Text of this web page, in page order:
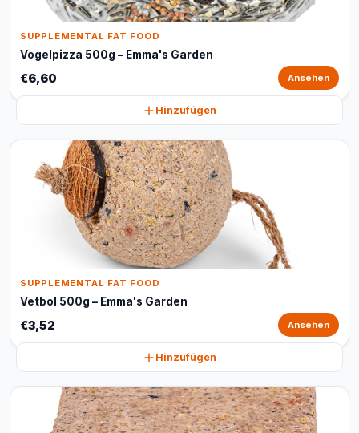
SUPPLEMENTAL FAT FOOD
Vogelpizza 500g – Emma's Garden
€6,60 Ansehen
Hinzufügen
SUPPLEMENTAL FAT FOOD
Vetbol 500g – Emma's Garden
€3,52 Ansehen
Hinzufügen